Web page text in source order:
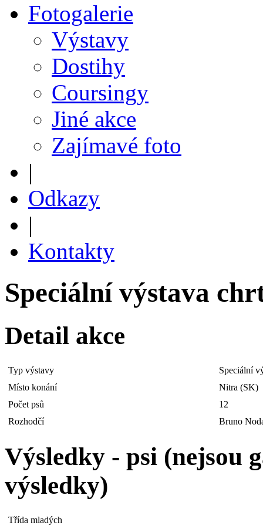
Fotogalerie
Výstavy
Dostihy
Coursingy
Jiné akce
Zajímavé foto
|
Odkazy
|
Kontakty
Speciální výstava
Detail akce
Typ výstavy
Speciální
Místo konání
Nitra (SK)
Počet psů
12
Rozhodčí
Bruno
Výsledky - psi (nejsou
výsledky)
Třída mladých